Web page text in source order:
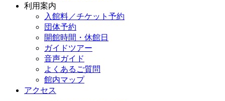
利用案内
入館料／チケット予約
団体予約
開館時間・休館日
ガイドツアー
音声ガイド
よくあるご質問
館内マップ
アクセス